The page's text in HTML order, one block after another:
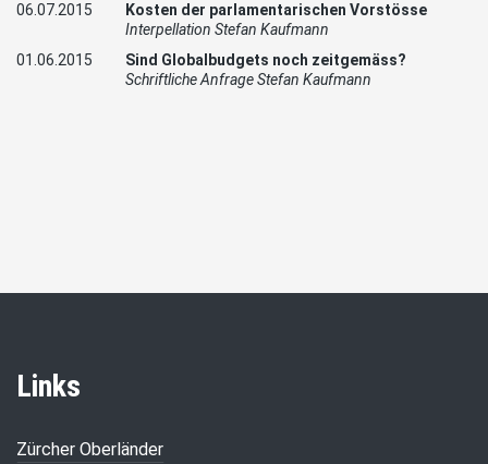
06.07.2015
Kosten der parlamentarischen Vorstösse
Interpellation Stefan Kaufmann
01.06.2015
Sind Globalbudgets noch zeitgemäss?
Schriftliche Anfrage Stefan Kaufmann
Links
Zürcher Oberländer